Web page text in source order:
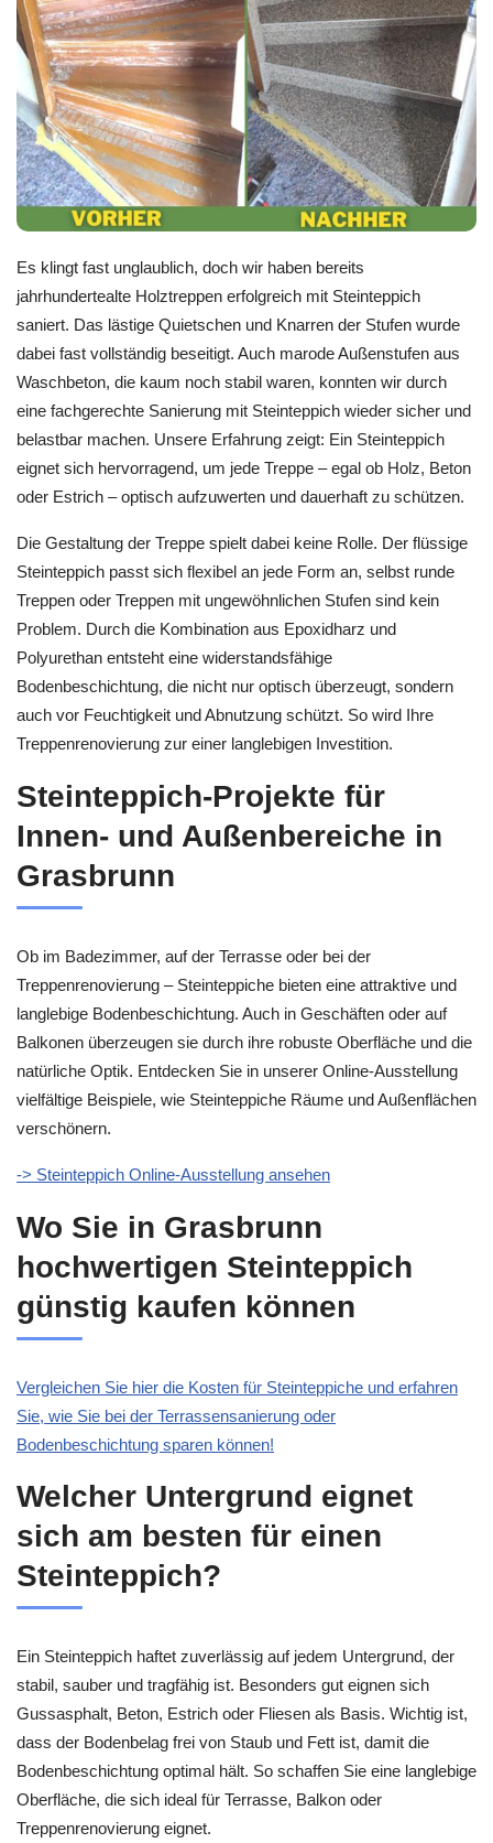
Es klingt fast unglaublich, doch wir haben bereits
jahrhundertealte Holztreppen erfolgreich mit Steinteppich
saniert. Das lästige Quietschen und Knarren der Stufen wurde
dabei fast vollständig beseitigt. Auch marode Außenstufen aus
Waschbeton, die kaum noch stabil waren, konnten wir durch
eine fachgerechte Sanierung mit Steinteppich wieder sicher und
belastbar machen. Unsere Erfahrung zeigt: Ein Steinteppich
eignet sich hervorragend, um jede Treppe – egal ob Holz, Beton
oder Estrich – optisch aufzuwerten und dauerhaft zu schützen.
Die Gestaltung der Treppe spielt dabei keine Rolle. Der flüssige
Steinteppich passt sich flexibel an jede Form an, selbst runde
Treppen oder Treppen mit ungewöhnlichen Stufen sind kein
Problem. Durch die Kombination aus Epoxidharz und
Polyurethan entsteht eine widerstandsfähige
Bodenbeschichtung, die nicht nur optisch überzeugt, sondern
auch vor Feuchtigkeit und Abnutzung schützt. So wird Ihre
Treppenrenovierung zur einer langlebigen Investition.
Steinteppich-Projekte für
Innen- und Außenbereiche in
Grasbrunn
Ob im Badezimmer, auf der Terrasse oder bei der
Treppenrenovierung – Steinteppiche bieten eine attraktive und
langlebige Bodenbeschichtung. Auch in Geschäften oder auf
Balkonen überzeugen sie durch ihre robuste Oberfläche und die
natürliche Optik. Entdecken Sie in unserer Online-Ausstellung
vielfältige Beispiele, wie Steinteppiche Räume und Außenflächen
verschönern.
-> Steinteppich Online-Ausstellung ansehen
Wo Sie in Grasbrunn
hochwertigen Steinteppich
günstig kaufen können
Vergleichen Sie hier die Kosten für Steinteppiche und erfahren
Sie, wie Sie bei der Terrassensanierung oder
Bodenbeschichtung sparen können!
Welcher Untergrund eignet
sich am besten für einen
Steinteppich?
Ein Steinteppich haftet zuverlässig auf jedem Untergrund, der
stabil, sauber und tragfähig ist. Besonders gut eignen sich
Gussasphalt, Beton, Estrich oder Fliesen als Basis. Wichtig ist,
dass der Bodenbelag frei von Staub und Fett ist, damit die
Bodenbeschichtung optimal hält. So schaffen Sie eine langlebige
Oberfläche, die sich ideal für Terrasse, Balkon oder
Treppenrenovierung eignet.